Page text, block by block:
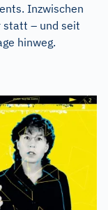
Inzwischen
statt – und seit
hinweg.